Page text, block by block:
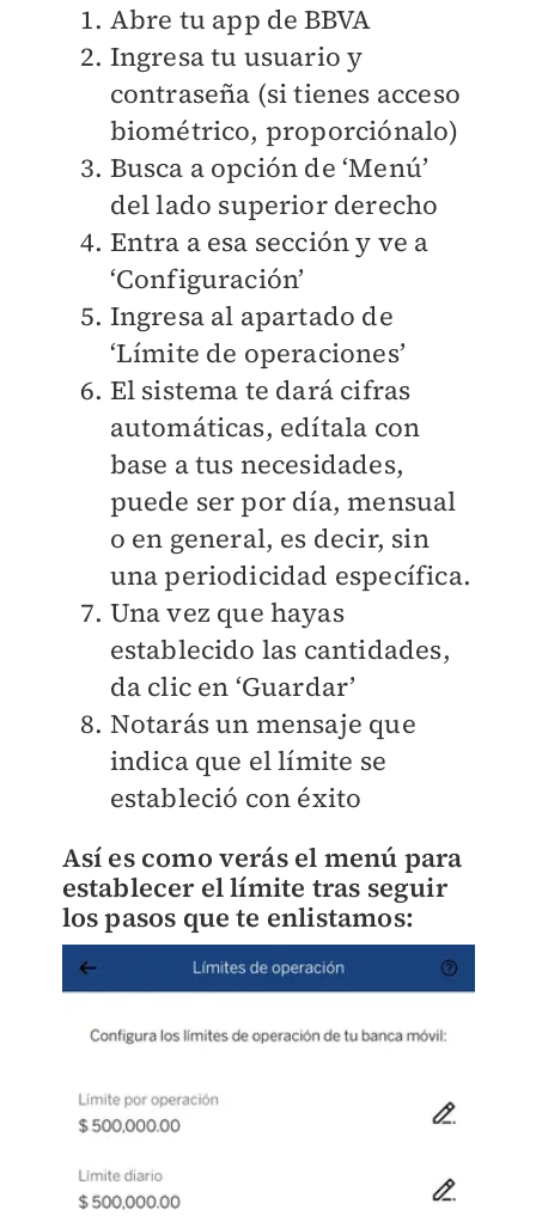
Abre tu app de BBVA
Ingresa tu usuario y
contraseña (si tienes acceso
biométrico, proporciónalo)
Busca a opción de ‘Menú’
del lado superior derecho
Entra a esa sección y ve a
‘Configuración’
Ingresa al apartado de
‘Límite de operaciones’
El sistema te dará cifras
automáticas, edítala con
base a tus necesidades,
puede ser por día, mensual
o en general, es decir, sin
una periodicidad específica.
Una vez que hayas
establecido las cantidades,
da clic en ‘Guardar’
Notarás un mensaje que
indica que el límite se
estableció con éxito
Así es como verás el menú para
establecer el límite tras seguir
los pasos que te enlistamos: